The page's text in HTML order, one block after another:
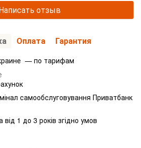
отзыв
Оплата Гарантия
— по тарифам
самообслуговування Приватбанк
від 1 до 3 років згідно умов